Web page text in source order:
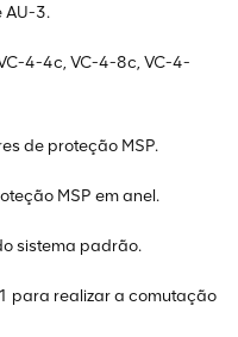
AU-3.
4-4c, VC-4-8c, VC-4-
de proteção MSP.
MSP em anel.
sistema padrão.
para realizar a comutação